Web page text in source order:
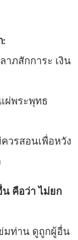
าภสักการะ เงิน
ผ่พระพุทธ
วรสอนเพื่อหวัง
คือว่า ไม่ยก
มท่าน ดูถูกผู้อื่น